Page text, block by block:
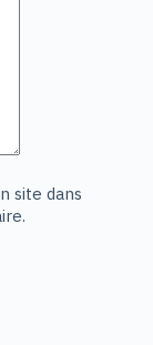
site dans